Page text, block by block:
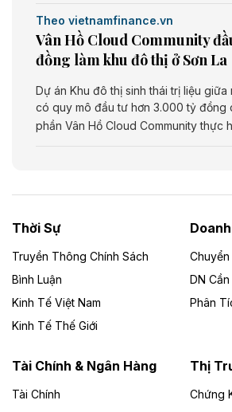
Theo vietnamfinance.vn
Vân Hồ Cloud Community
đồng làm khu đô thị ở Sơn La
Dự án Khu đô thị sinh thái trị liệu giữa
có quy mô đầu tư hơn 3.000 tỷ đồng
phần Vân Hồ Cloud Community thực
Dự án Nhà máy xử lý rác và phát điện
Công ty TNHH Năng lượng môi trường
Theo vietnamfinance.vn
Đức Long Gia Lai mở rộng ‘hệ
Lai
Bốn doanh nghiệp có sự góp vốn của
Thời Sự
Truyền Thông Chính Sách
Bình Luận
Kinh Tế Việt Nam
Kinh Tế Thế Giới
DN
Phân
Tài Chính & Ngân Hàng
Tài Chính
Thị
Chứng